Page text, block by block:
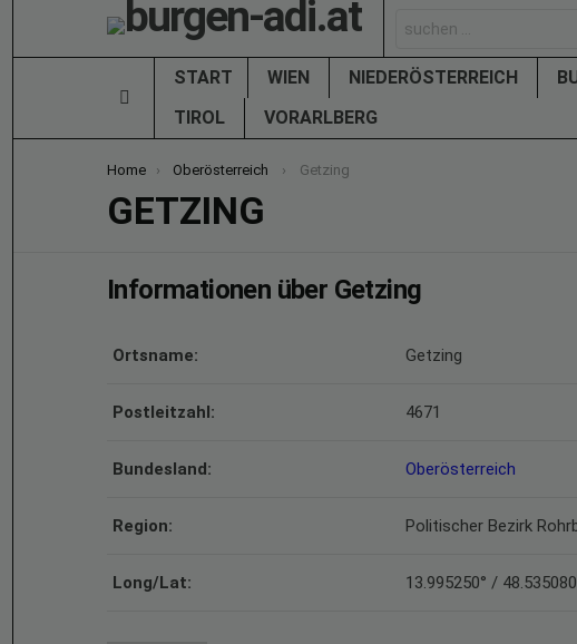
for:
START WIEN NIEDERÖSTERREICH
TIROL
VORARLBERG
You are here:
Home Oberösterreich Getzing
GETZING
Informationen über Getzing
Ortsname: Getzing
Postleitzahl: 4671
Bundesland: Oberösterreich
Region: Politischer Bezirk
Long/Lat: 13.995250° /